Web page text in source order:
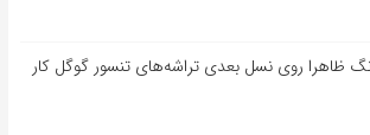
ظاهرا روی نسل بعدی تراشه‌های تنسور گوگل کار